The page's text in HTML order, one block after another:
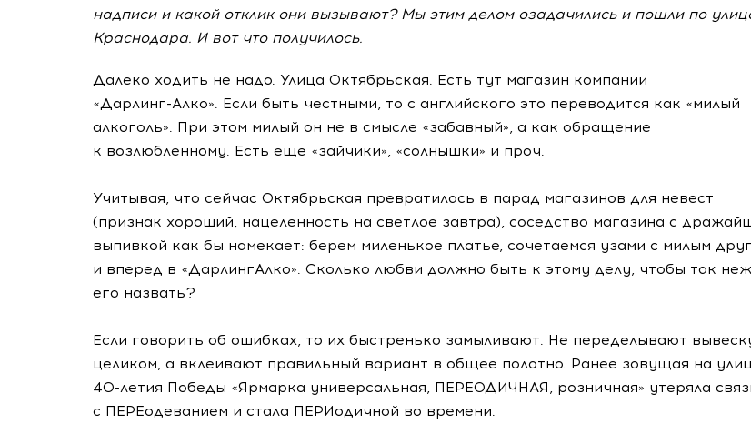
надписи и какой отклик они вызывают? Мы этим делом озадачились и пошли по
Краснодара. И вот что получилось.
Далеко ходить не надо. Улица Октябрьская. Есть тут магазин компании
«Дарлинг-Алко». Если быть честными, то с английского это переводится как «милый
алкоголь». При этом милый он не в смысле «забавный», а как обращение
к возлюбленному. Есть еще «зайчики», «солнышки» и проч.
Учитывая, что сейчас Октябрьская превратилась в парад магазинов для невест
(признак хороший, нацеленность на светлое завтра), соседство магазина с
выпивкой как бы намекает: берем миленькое платье, сочетаемся узами с милым
и вперед в «ДарлингАлко». Сколько любви должно быть к этому делу, чтобы так
его назвать?
Если говорить об ошибках, то их быстренько замыливают. Не переделывают
целиком, а вклеивают правильный вариант в общее полотно. Ранее зовущая на
40-летия Победы «Ярмарка универсальная, ПЕРЕОДИЧНАЯ, розничная» утеряла
с ПЕРЕодеванием и стала ПЕРИодичной во времени.